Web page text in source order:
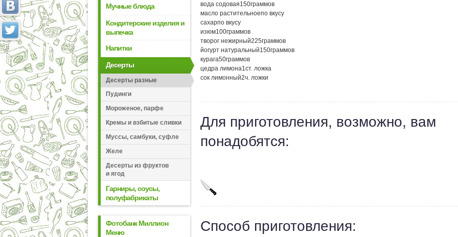
Мучные блюда
Кондитерские изделия и
выпечка
Напитки
Десерты
Десерты разные
Пудинги
Мороженое, парфе
Кремы и взбитые сливки
Муссы, самбуки, суфле
Желе
Десерты из фруктов
и ягод
Гарниры, соусы,
полуфабрикаты
Фотобанк Миллион
Меню
вода содовая150граммов
масло растительноепо вкусу
сахарпо вкусу
изюм100граммов
творог нежирный225граммов
йогурт натуральный150граммов
курага50граммов
цедра лимона1ст. ложка
сок лимонный2ч. ложки
Для приготовления, возможно, вам
понадобятся:
Способ приготовления: